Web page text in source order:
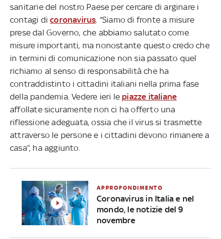
sanitarie del nostro Paese per cercare di arginare i
contagi dicoronavirus. “Siamo di fronte a misure
prese dal Governo, che abbiamo salutato come
misure importanti, ma nonostante questo credo che
in termini di comunicazione non sia passato quel
richiamo al senso di responsabilità che ha
contraddistinto i cittadini italiani nella prima fase
della pandemia. Vedere ieri le piazze italiane
affollate sicuramente non ci ha offerto una
riflessione adeguata, ossia che il virus si trasmette
attraverso le persone e i cittadini devono rimanere a
casa”, ha aggiunto.
APPROFONDIMENTO
Coronavirus in Italia e nel
mondo, le notizie del 9
novembre